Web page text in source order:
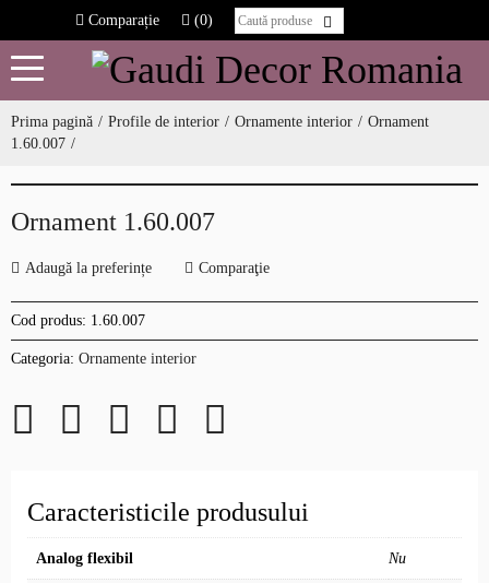
Comparație (0)
Prima pagină Profile de interior Ornamente interior
Ornament
1.60.007
Ornament 1.60.007
Adaugă la preferințe Comparaţie
Cod produs: 1.60.007
Categoria: Ornamente interior
Caracteristicile produsului
Analog flexibil Nu